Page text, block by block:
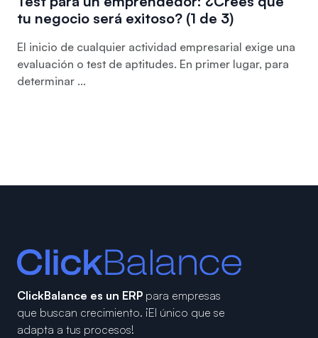
tu negocio será exitoso? (1 de 3)
El inicio de cualquier actividad empresarial exige una
evaluación o test de aptitudes. En primer lugar, para
determinar ...
ClickBalance es un ERP para empresas
que buscan crecimiento. ¡El único que se
adapta a tus procesos!